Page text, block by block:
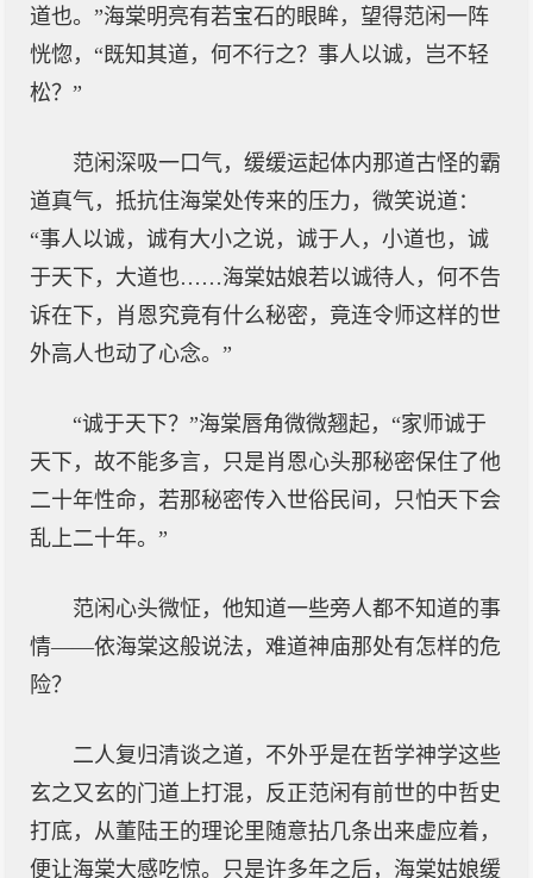
道也。”海棠明亮有若宝石的眼眸，望得范闲一阵
恍惚，“既知其道，何不行之？事人以诚，岂不轻
松？”
范闲深吸一口气，缓缓运起体内那道古怪的霸
道真气，抵抗住海棠处传来的压力，微笑说道：
“事人以诚，诚有大小之说，诚于人，小道也，诚
于天下，大道也……海棠姑娘若以诚待人，何不告
诉在下，肖恩究竟有什么秘密，竟连令师这样的世
外高人也动了心念。”
“诚于天下？”海棠唇角微微翘起，“家师诚于
天下，故不能多言，只是肖恩心头那秘密保住了他
二十年性命，若那秘密传入世俗民间，只怕天下会
乱上二十年。”
范闲心头微怔，他知道一些旁人都不知道的事
情——依海棠这般说法，难道神庙那处有怎样的危
险？
二人复归清谈之道，不外乎是在哲学神学这些
玄之又玄的门道上打混，反正范闲有前世的中哲史
打底，从董陆王的理论里随意拈几条出来虚应着，
便让海棠大感吃惊。只是许多年之后，海棠姑娘缓